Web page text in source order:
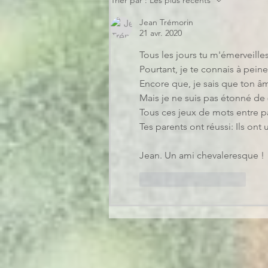
Jean Trémorin
21 avr. 2020
Tous les jours tu
Pourtant, je te connais à peine
Encore que, je sais que ton
Mais je ne suis pas étonné
Tous ces jeux de mots entre
Tes parents ont réussi: Ils ont
Jean. Un ami chevaleresque !